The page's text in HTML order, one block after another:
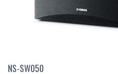
NS-SW050